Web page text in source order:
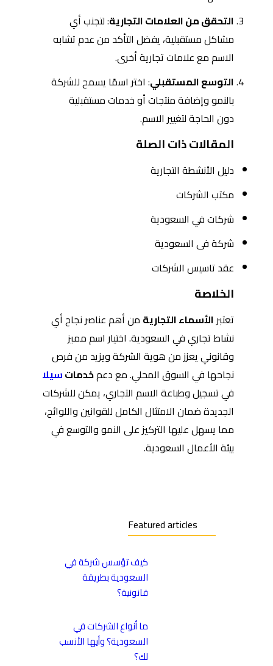
التحقق من العلامات التجارية: لتجنب أي
مشاكل مستقبلية، يفضل التأكد من عدم تشابه
الاسم مع علامات تجارية أخرى.
التوسع المستقبلي: اختر اسمًا يسمح للشركة
بالنمو وإضافة منتجات أو خدمات مستقبلية
دون الحاجة لتغيير الاسم.
المقالات ذات الصلة
دليل الأنشطة التجارية
مكتب الشركات
شركات في السعودية
شركة فى السعودية
عقد تاسيس الشركات
الخلاصة
تعتبرالأسماء التجارية من أهم عناصر نجاح أي
نشاط تجاري في السعودية. اختيار اسم مميز
وقانوني يعزز من هوية الشركة ويزيد من فرص
نجاحها في السوق المحلي. مع دعمخدماتسيلا
في تسجيل وطباعة الاسم التجاري، يمكن للشركات
الجديدة ضمان الامتثال الكامل للقوانين واللوائح،
مما يسهل عليها التركيز على النمو والتوسع في
بيئة الأعمال السعودية.
Featured articles
كيف تؤسس شركة في
السعودية بطريقة
قانونية؟
ما أنواع الشركات في
السعودية؟ وأيها الأنسب
لك؟